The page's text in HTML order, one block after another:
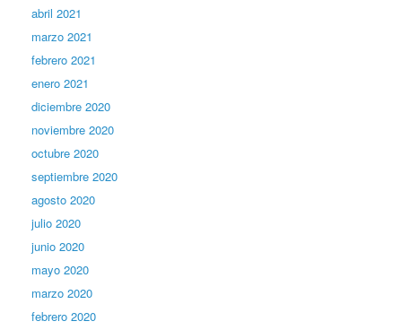
abril 2021
marzo 2021
febrero 2021
enero 2021
diciembre 2020
noviembre 2020
octubre 2020
septiembre 2020
agosto 2020
julio 2020
junio 2020
mayo 2020
marzo 2020
febrero 2020